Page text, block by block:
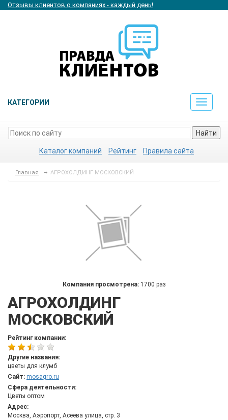
Отзывы клиентов о компаниях - каждый день!
КАТЕГОРИИ
Toggle
Найти
Каталог компаний Рейтинг Правила сайта
Главная АГРОХОЛДИНГ МОСКОВСКИЙ
Компания просмотрена: 1700 раз
АГРОХОЛДИНГ
МОСКОВСКИЙ
Рейтинг компании:
Другие названия:
цветы для клумб
Сайт: mosagro.ru
Сфера деятельности:
Цветы оптом
Адрес:
Москва, Аэропорт, Асеева улица, стр. 3